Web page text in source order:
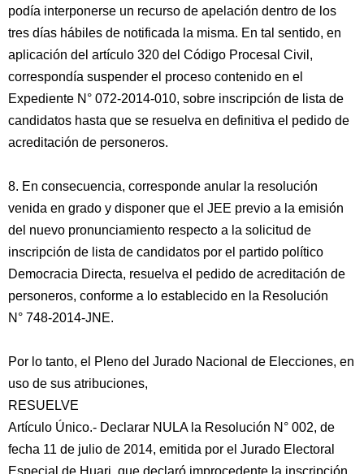
podía interponerse un recurso de apelación dentro de los
tres días hábiles de notificada la misma. En tal sentido, en
aplicación del artículo 320 del Código Procesal Civil,
correspondía suspender el proceso contenido en el
Expediente N° 072-2014-010, sobre inscripción de lista de
candidatos hasta que se resuelva en definitiva el pedido de
acreditación de personeros.
8. En consecuencia, corresponde anular la resolución
venida en grado y disponer que el JEE previo a la emisión
del nuevo pronunciamiento respecto a la solicitud de
inscripción de lista de candidatos por el partido político
Democracia Directa, resuelva el pedido de acreditación de
personeros, conforme a lo establecido en la Resolución
N° 748-2014-JNE.
Por lo tanto, el Pleno del Jurado Nacional de Elecciones, en
uso de sus atribuciones,
RESUELVE
Artículo Único.- Declarar NULA la Resolución N° 002, de
fecha 11 de julio de 2014, emitida por el Jurado Electoral
Especial de Huari, que declaró improcedente la inscripción